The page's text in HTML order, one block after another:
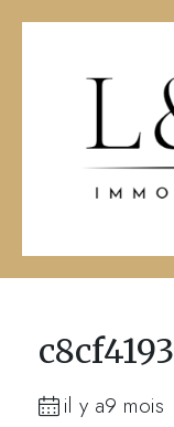
c8cf4193
il y a9 mois